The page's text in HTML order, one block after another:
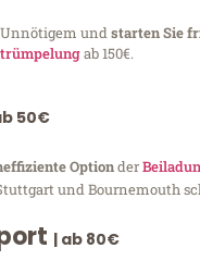
undstarten Sie
ab 150€.
50€
Optionder
und Bournemouth
| ab 80€